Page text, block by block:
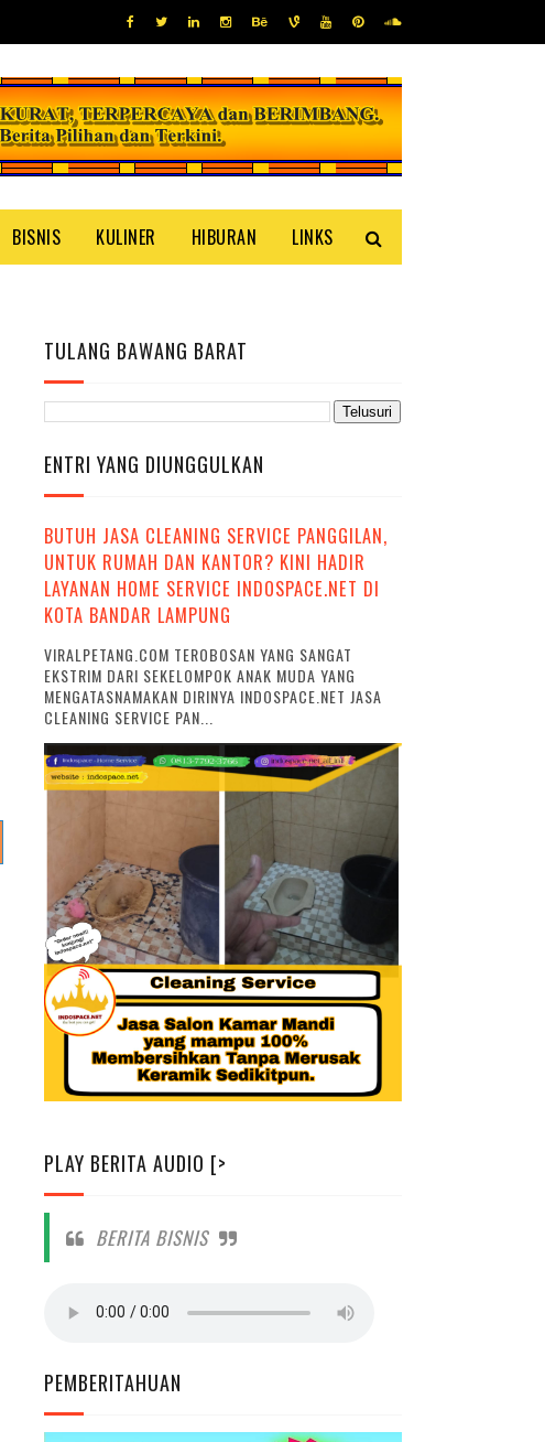
BISNIS KULINER HIBURAN LINKS
TULANG BAWANG BARAT
ENTRI YANG DIUNGGULKAN
BUTUH JASA CLEANING SERVICE PANGGILAN,
UNTUK RUMAH DAN KANTOR? KINI HADIR
LAYANAN HOME SERVICE INDOSPACE.NET DI
KOTA BANDAR LAMPUNG
VIRALPETANG.COM TEROBOSAN YANG SANGAT
EKSTRIM DARI SEKELOMPOK ANAK MUDA YANG
MENGATASNAMAKAN DIRINYA INDOSPACE.NET JASA
CLEANING SERVICE PAN...
PLAY BERITA AUDIO [>
BERITA BISNIS
PEMBERITAHUAN